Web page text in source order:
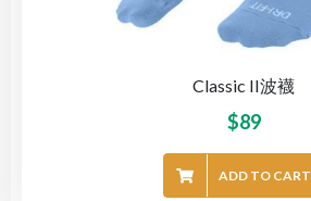
Classic II波襪
$89
ADD TO CART